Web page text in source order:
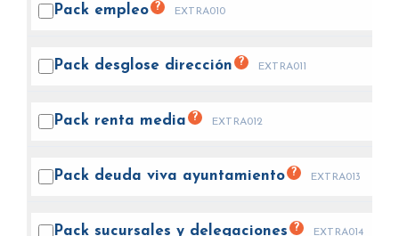
Pack empleo ? EXTRA010
Pack desglose dirección ? EXTRA011
Pack renta media ? EXTRA012
Pack deuda viva ayuntamiento ? EXTRA013
Pack sucursales y delegaciones ? EXTRA014